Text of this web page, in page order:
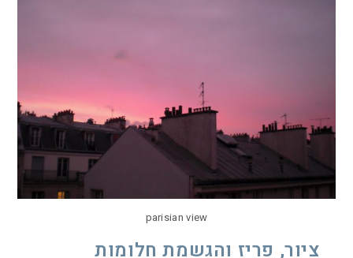
parisian view
ציור, פריז והגשמת חלומות